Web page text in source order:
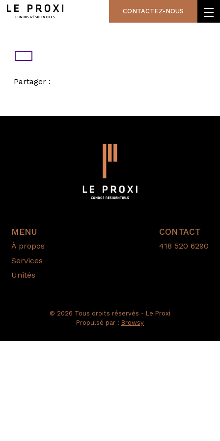
CONTACTEZ-NOUS
Partager :
MENU
À propos
Services
Unités
CONTACT
418 520 6290
© 2026 Tous droits réservés - Le Proxi
Propulsé par : Browsy